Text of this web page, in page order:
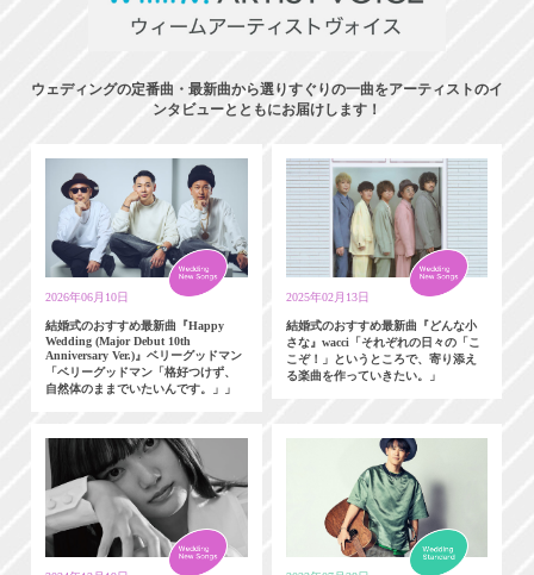
ウェディングの定番曲・最新曲から選りすぐりの一曲をアーティストのイ
ンタビューとともにお届けします！
2026年06月10日
結婚式のおすすめ最新曲『Happy
Wedding (Major Debut 10th
Anniversary Ver.)』ベリーグッドマン
「ベリーグッドマン「格好つけず、
自然体のままでいたいんです。」」
2025年02月13日
結婚式のおすすめ最新曲『どんな小
さな』wacci「それぞれの日々の「こ
こぞ！」というところで、寄り添え
る楽曲を作っていきたい。」